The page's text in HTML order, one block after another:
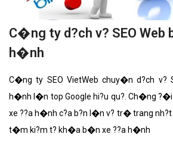
C�ng ty d?ch v? SEO Web
h�nh
C�ng ty SEO VietWeb chuy�n d?ch v?
h�nh l�n top Google hi?u qu?. Ch�ng
xe ??a h�nh c?a b?n l�n v? tr� trang nh?t
t�m ki?m t? kh�a b�n xe ??a h�nh